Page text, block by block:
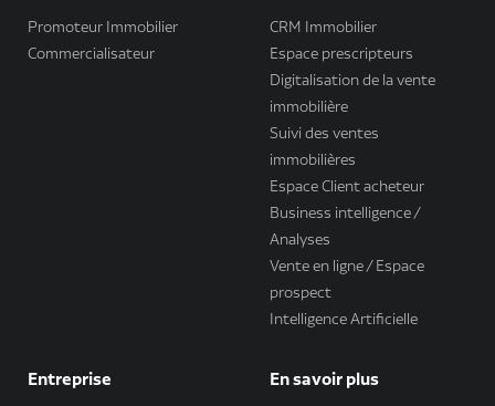
Promoteur Immobilier
Commercialisateur
CRM Immobilier
Espace prescripteurs
Digitalisation de la vente
immobilière
Suivi des ventes
immobilières
Espace Client acheteur
Business intelligence /
Analyses
Vente en ligne / Espace
prospect
Intelligence Artificielle
Entreprise En savoir plus